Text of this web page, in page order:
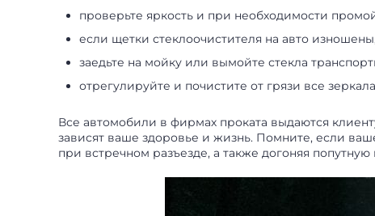
проверьте яркость и при необходимости
если щетки стеклоочистителя на авто
заедьте на мойку или вымойте стекла
отрегулируйте и почистите от грязи все
Все автомобили в фирмах проката выдаются
зависят ваше здоровье и жизнь. Помните, если
при встречном разъезде, а также догоняя